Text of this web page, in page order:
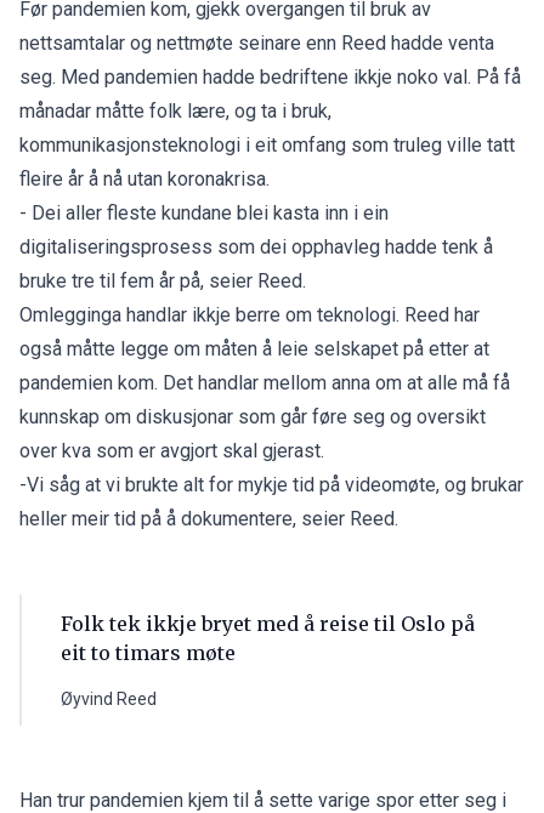
Før pandemien kom, gjekk overgangen til bruk av
nettsamtalar og nettmøte seinare enn Reed hadde venta
seg. Med pandemien hadde bedriftene ikkje noko val. På få
månadar måtte folk lære, og ta i bruk,
kommunikasjonsteknologi i eit omfang som truleg ville tatt
fleire år å nå utan koronakrisa.
- Dei aller fleste kundane blei kasta inn i ein
digitaliseringsprosess som dei opphavleg hadde tenk å
bruke tre til fem år på, seier Reed.
Omlegginga handlar ikkje berre om teknologi. Reed har
også måtte legge om måten å leie selskapet på etter at
pandemien kom. Det handlar mellom anna om at alle må få
kunnskap om diskusjonar som går føre seg og oversikt
over kva som er avgjort skal gjerast.
-Vi såg at vi brukte alt for mykje tid på videomøte, og brukar
heller meir tid på å dokumentere, seier Reed.
Folk tek ikkje bryet med å reise til Oslo på
eit to timars møte
Øyvind Reed
Han trur pandemien kjem til å sette varige spor etter seg i